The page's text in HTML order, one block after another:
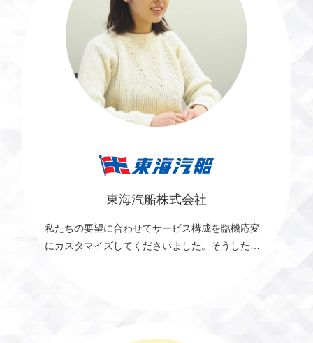
東海汽船株式会社
私たちの要望に合わせてサービス構成を臨機応変
にカスタマイズしてくださいました。そうした柔